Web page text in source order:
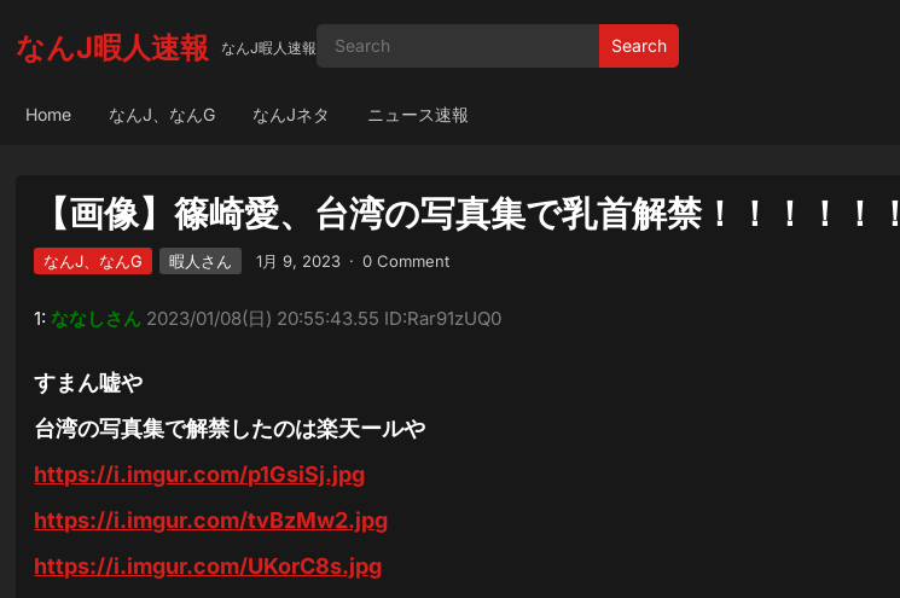
なんJ暇人速報 なんJ暇人速報 Search
Home なんJ、なんG なんJネタ ニュース速報
【画像】篠崎愛、台湾の写真集で乳首解禁！！！！！！
なんJ、なんG 暇人さん 1月 9, 2023 · 0 Comment
1: ななしさん 2023/01/08(日) 20:55:43.55 ID:Rar91zUQ0
すまん嘘や
台湾の写真集で解禁したのは楽天ールや
https://i.imgur.com/p1GsiSj.jpg
https://i.imgur.com/tvBzMw2.jpg
https://i.imgur.com/UKorC8s.jpg